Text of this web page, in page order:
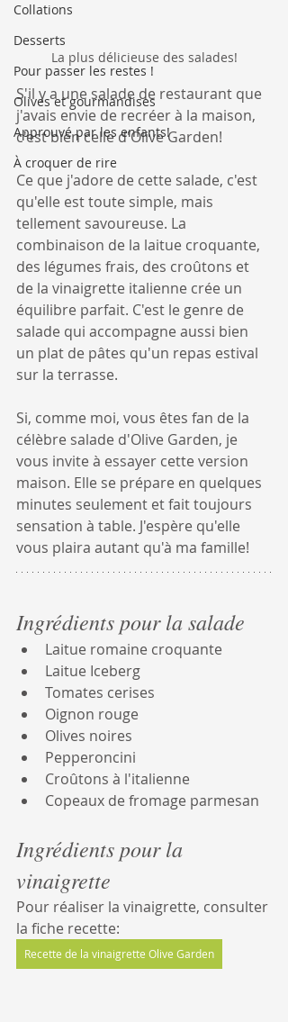
Collations
Desserts
Pour passer les restes !
Olives et gourmandises
Approuvé par les enfants!
À croquer de rire
La plus délicieuse des salades!
S'il y a une salade de restaurant que
j'avais envie de recréer à la maison,
c'est bien celle d'Olive Garden!
Ce que j'adore de cette salade, c'est
qu'elle est toute simple, mais
tellement savoureuse. La
combinaison de la laitue croquante,
des légumes frais, des croûtons et
de la vinaigrette italienne crée un
équilibre parfait. C'est le genre de
salade qui accompagne aussi bien
un plat de pâtes qu'un repas estival
sur la terrasse.
Si, comme moi, vous êtes fan de la
célèbre salade d'Olive Garden, je
vous invite à essayer cette version
maison. Elle se prépare en quelques
minutes seulement et fait toujours
sensation à table. J'espère qu'elle
vous plaira autant qu'à ma famille!
Ingrédients pour la salade
Laitue romaine croquante
Laitue Iceberg
Tomates cerises
Oignon rouge
Olives noires
Pepperoncini
Croûtons à l'italienne
Copeaux de fromage parmesan
Ingrédients pour la
vinaigrette
Pour réaliser la vinaigrette, consulter
la fiche recette:
Recette de la vinaigrette Olive Garden